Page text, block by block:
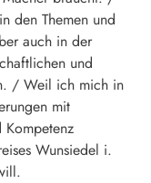
den Themen und
auch in der
und
/ Weil ich mich in
mit
Kompetenz
Wunsiedel i.